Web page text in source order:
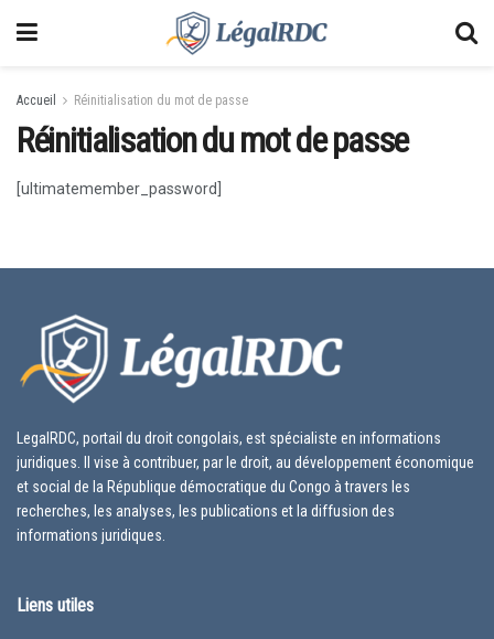
Accueil Réinitialisation du mot de passe
Réinitialisation du mot de passe
[ultimatemember_password]
LegalRDC, portail du droit congolais, est spécialiste en informations
juridiques. Il vise à contribuer, par le droit, au développement économique
et social de la République démocratique du Congo à travers les
recherches, les analyses, les publications et la diffusion des
informations juridiques.
Liens utiles